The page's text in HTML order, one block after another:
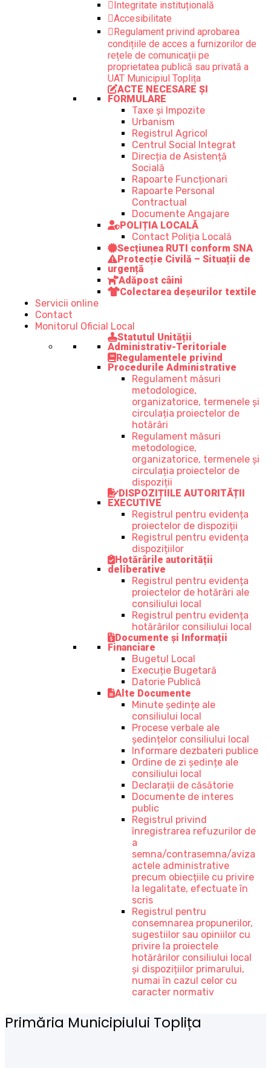
Integritate instituțională
Accesibilitate
Regulament privind aprobarea
condițiile de acces a furnizorilor de
rețele de comunicații pe
proprietatea publică sau privată a
UAT Municipiul Toplița
ACTE NECESARE ȘI
FORMULARE
Taxe și Impozite
Urbanism
Registrul Agricol
Centrul Social Integrat
Direcția de Asistență
Socială
Rapoarte Funcționari
Rapoarte Personal
Contractual
Documente Angajare
POLIȚIA LOCALĂ
Contact Poliția Locală
Secțiunea RUTI conform SNA
Protecție Civilă – Situații de
urgență
Adăpost câini
Colectarea deșeurilor textile
Servicii online
Contact
Monitorul Oficial Local
Statutul Unității
Administrativ-Teritoriale
Regulamentele privind
Procedurile Administrative
Regulament măsuri
metodologice,
organizatorice, termenele și
circulația proiectelor de
hotărâri
Regulament măsuri
metodologice,
organizatorice, termenele și
circulația proiectelor de
dispoziții
DISPOZIȚIILE AUTORITĂȚII
EXECUTIVE
Registrul pentru evidența
proiectelor de dispoziții
Registrul pentru evidența
dispozițiilor
Hotărârile autorității
deliberative
Registrul pentru evidența
proiectelor de hotărâri ale
consiliului local
Registrul pentru evidența
hotărârilor consiliului local
Documente și Informații
Financiare
Bugetul Local
Execuție Bugetară
Datorie Publică
Alte Documente
Minute ședințe ale
consiliului local
Procese verbale ale
ședințelor consiliului local
Informare dezbateri publice
Ordine de zi ședințe ale
consiliului local
Declarații de căsătorie
Documente de interes
public
Registrul privind
înregistrarea refuzurilor de
a
semna/contrasemna/aviza
actele administrative
precum obiecțiile cu privire
la legalitate, efectuate în
scris
Registrul pentru
consemnarea propunerilor,
sugestiilor sau opiniilor cu
privire la proiectele
hotărârilor consiliului local
și dispozițiilor primarului,
numai în cazul celor cu
caracter normativ
Primăria Municipiului Toplița